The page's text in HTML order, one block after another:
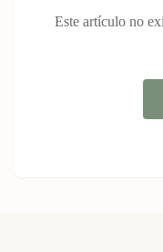
Este artículo no